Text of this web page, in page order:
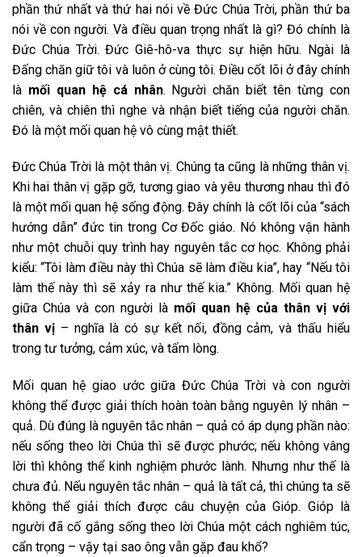
phần thứ nhất và thứ hai nói về Đức Chúa Trời, phần thứ ba
nói về con người. Và điều quan trọng nhất là gì? Đó chính là
Đức Chúa Trời. Đức Giê-hô-va thực sự hiện hữu. Ngài là
Đấng chăn giữ tôi và luôn ở cùng tôi. Điều cốt lõi ở đây chính
là mối quan hệ cá nhân. Người chăn biết tên từng con
chiên, và chiên thì nghe và nhận biết tiếng của người chăn.
Đó là một mối quan hệ vô cùng mật thiết.
Đức Chúa Trời là một thân vị. Chúng ta cũng là những thân vị.
Khi hai thân vị gặp gỡ, tương giao và yêu thương nhau thì đó
là một mối quan hệ sống động. Đây chính là cốt lõi của “sách
hướng dẫn” đức tin trong Cơ Đốc giáo. Nó không vận hành
như một chuỗi quy trình hay nguyên tắc cơ học. Không phải
kiểu: “Tôi làm điều này thì Chúa sẽ làm điều kia”, hay “Nếu tôi
làm thế này thì sẽ xảy ra như thế kia.” Không. Mối quan hệ
giữa Chúa và con người là mối quan hệ của thân vị với
thân vị– nghĩa là có sự kết nối, đồng cảm, và thấu hiểu
trong tư tưởng, cảm xúc, và tấm lòng.
Mối quan hệ giao ước giữa Đức Chúa Trời và con người
không thể được giải thích hoàn toàn bằng nguyên lý nhân –
quả. Dù đúng là nguyên tắc nhân – quả có áp dụng phần nào:
nếu sống theo lời Chúa thì sẽ được phước; nếu không vâng
lời thì không thể kinh nghiệm phước lành. Nhưng như thế là
chưa đủ. Nếu nguyên tắc nhân – quả là tất cả, thì chúng ta sẽ
không thể giải thích được câu chuyện của Gióp. Gióp là
người đã cố gắng sống theo lời Chúa một cách nghiêm túc,
cẩn trọng – vậy tại sao ông vẫn gặp đau khổ?